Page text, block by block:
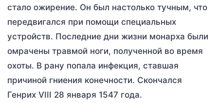
стало ожирение. Он был настолько тучным, что
передвигался при помощи специальных
устройств. Последние дни жизни монарха были
омрачены травмой ноги, полученной во время
охоты. В рану попала инфекция, ставшая
причиной гниения конечности. Скончался
Генрих VIII 28 января 1547 года.